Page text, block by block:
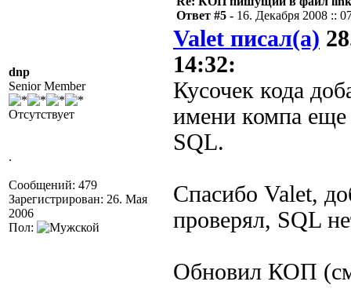
dnp
Senior Member
Отсутствует
.
Сообщений: 479
Зарегистрирован: 26. Мая
2006
Пол:
Ответ #5 - 16. Декабря 2008 ::
Valet писал(а)
14:32:
Кусочек кода
имени компа еще
SQL.
Спасибо Valet,
проверял, SQL
Обновил КОП